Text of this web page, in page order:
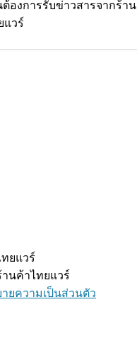
องการรับข่าวสารจากร้าน
แวร์
ยแวร์
นค้าไทยแวร์
ยความเป็นส่วนตัว